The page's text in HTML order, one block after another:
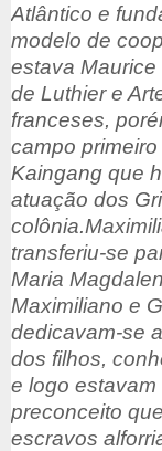
Atlântico e
modelo de
estava
de Luthier e
franceses,
campo
Kaingang que
atuação dos
colônia.
transferiu-se
Maria
Maximiliano e
dedicavam-se
dos filhos,
e logo
preconceito
escravos